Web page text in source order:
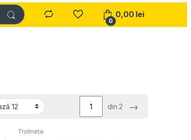
0
0,00 lei
din 2 →
Trotinete